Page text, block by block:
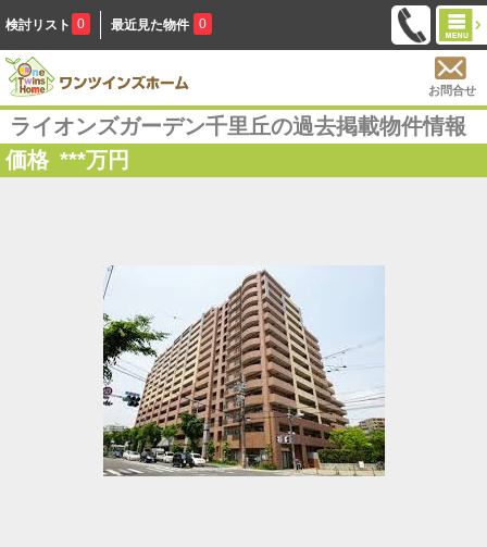
検討リスト 0 最近見た物件 0
お問合せ
ライオンズガーデン千里丘の過去掲載物件情報
価格 ***万円